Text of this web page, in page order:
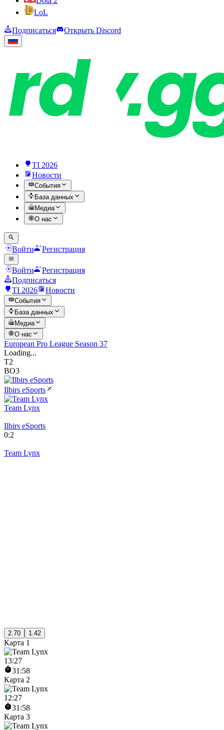
LoL
Подписаться Открыть Discord
TI 2026
Новости
События
База данных
Медиа
О нас
Войти Регистрация
Войти
Регистрация
Подписаться
TI 2026
Новости
События
База данных
Медиа
О нас
European Pro League Season 37
Loading...
T2
BO3
Ilbirs eSports
Team Lynx
Ilbirs eSports
0:2
Team Lynx
2.70 1.42
Карта 1
13:27
31:58
Карта 2
12:27
31:58
Карта 3